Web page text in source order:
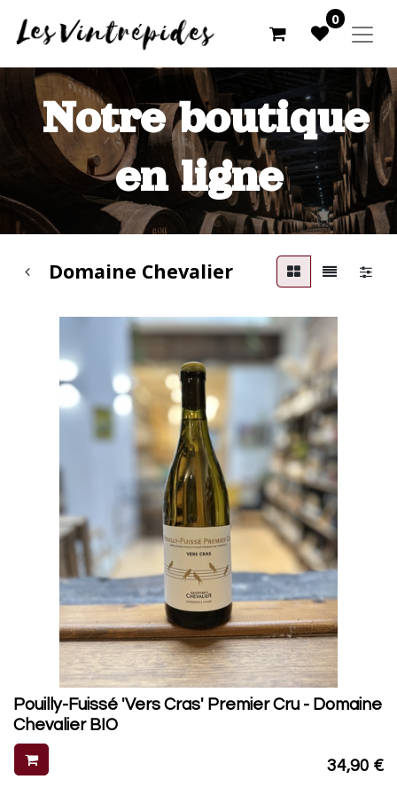
0
Notre boutique
en ligne
Domaine Chevalier
Pouilly-Fuissé 'Vers Cras' Premier Cru - Domaine
Chevalier BIO
34,90 €